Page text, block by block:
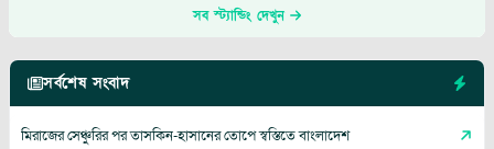
সব স্ট্যান্ডিং দেখুন
সর্বশেষ সংবাদ
মিরাজের সেঞ্চুরির পর তাসকিন-হাসানের তোপে স্বস্তিতে বাংলাদেশ